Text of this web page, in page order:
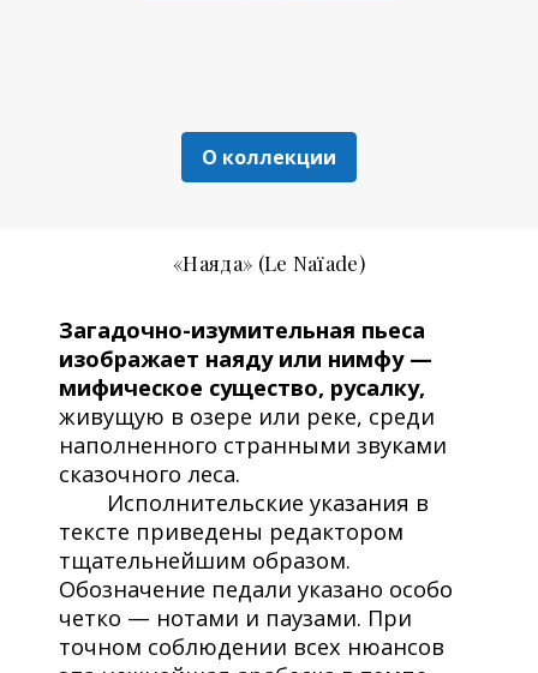
О коллекции
«Наяда» (Le Naïade)
Загадочно-изумительная пьеса
изображает наяду или нимфу —
мифическое существо, русалку,
живущую в озере или реке, среди
наполненного странными звуками
сказочного леса.
Исполнительские указания в
тексте приведены редактором
тщательнейшим образом.
Обозначение педали указано особо
четко — нотами и паузами. При
точном соблюдении всех нюансов